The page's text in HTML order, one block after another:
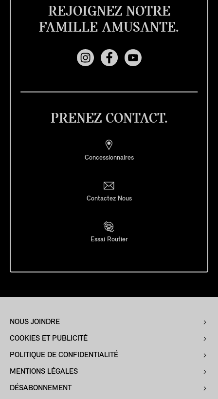
REJOIGNEZ NOTRE
FAMILLE AMUSANTE.
PRENEZ CONTACT.
Concessionnaires
Contactez Nous
Essai Routier
NOUS JOINDRE
COOKIES ET PUBLICITÉ
POLITIQUE DE CONFIDENTIALITÉ
MENTIONS LÉGALES
DÉSABONNEMENT